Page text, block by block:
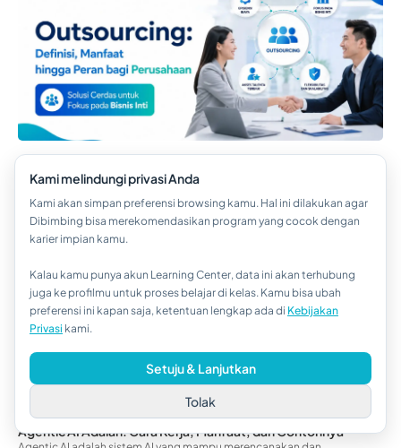
Finance
Apa Itu Tunjangan? Jenis hingga Pengelolaannya di Perusahaan
pengelolaannya di perusahaan untuk me...read more...
Farijihan Putri
05/08/2026
Bootcamp
Agentic AI Adalah: Cara Kerja, Manfaat, dan Contohnya
Hi!👋
Kalau kamu butuh bantuan,
Kami melindungi privasi Anda
Kami akan simpan preferensi browsing kamu. Hal ini dilakukan agar
Dibimbing bisa merekomendasikan program yang cocok dengan
karier impian kamu.
Kalau kamu punya akun Learning Center, data ini akan terhubung
juga ke profilmu untuk proses belajar di kelas. Kamu bisa ubah
preferensi ini kapan saja, ketentuan lengkap ada di Kebijakan
Privasi kami.
Tolak
Setuju & Lanjutkan